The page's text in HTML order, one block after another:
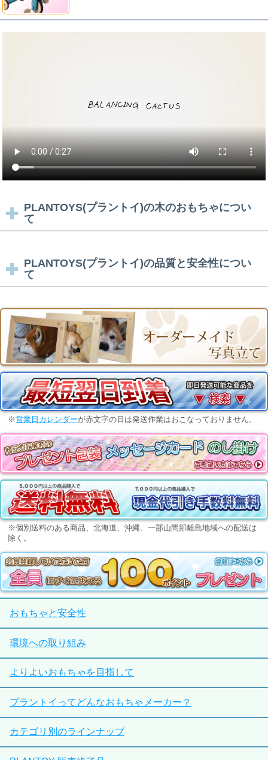
PLANTOYS(プラントイ)の木のおもちゃについ
て
PLANTOYS(プラントイ)の品質と安全性につい
て
※営業日カレンダーが赤文字の日は発送作業はおこなっておりません。
※個別送料のある商品、北海道、沖縄、一部山間部離島地域への配送は
除く。
おもちゃと安全性
環境への取り組み
よりよいおもちゃを目指して
プラントイってどんなおもちゃメーカー？
カテゴリ別のラインナップ